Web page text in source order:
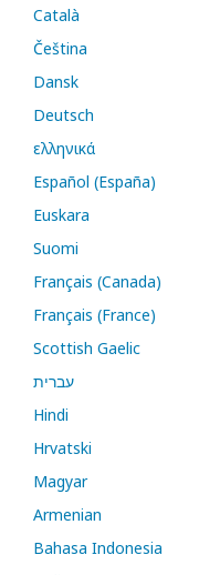
Català
Čeština
Dansk
Deutsch
ελληνικά
Español (España)
Euskara
Suomi
Français (Canada)
Français (France)
Scottish Gaelic
עברית
Hindi
Hrvatski
Magyar
Armenian
Bahasa Indonesia